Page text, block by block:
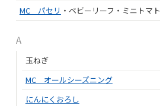
MC パセリ ・ベビーリーフ・ミニトマト
A
玉ねぎ
MC オールシーズニング
にんにくおろし